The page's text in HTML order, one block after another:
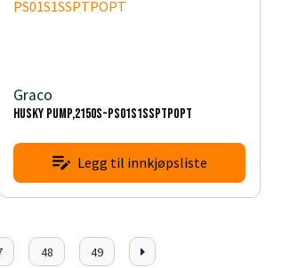
Graco
HUSKY PUMP,2150S-PS01S1SSPTPOPT
Legg til innkjøpsliste
48 49